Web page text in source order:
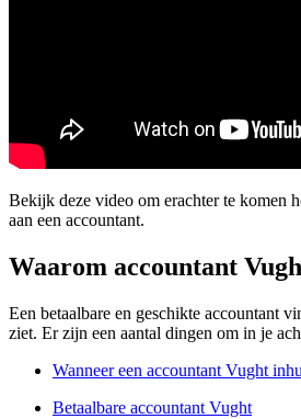
Bekijk deze video om erachter te komen
aan een accountant.
Waarom accountant
Een betaalbare en geschikte accountant
ziet. Er zijn een aantal dingen om in je
Wanneer een accountant Vught
Betaalbare accountant Vught